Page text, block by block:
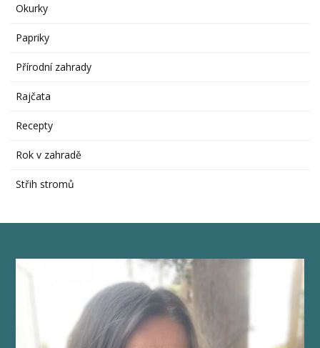
Okurky
Papriky
Přírodní zahrady
Rajčata
Recepty
Rok v zahradě
Střih stromů